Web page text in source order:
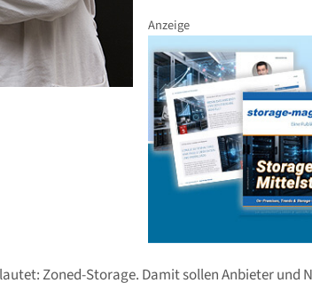
Anzeige
Zoned-Storage. Damit sollen Anbieter und